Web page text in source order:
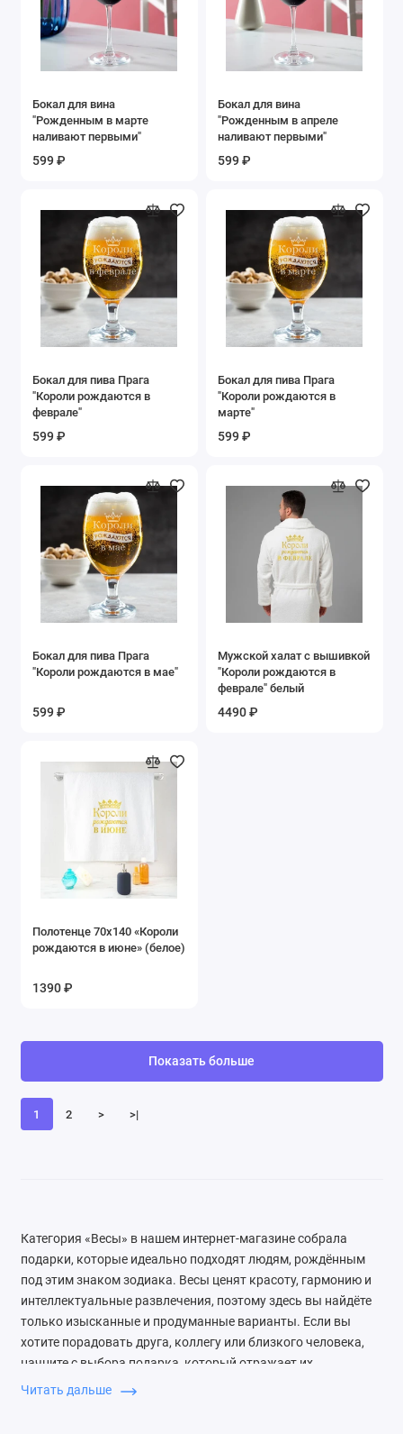
Бокал для вина
"Рожденным в марте
наливают первыми"
599 ₽
Бокал для вина
"Рожденным в апреле
наливают первыми"
599 ₽
Бокал для пива Прага
"Короли рождаются в
феврале"
599 ₽
Бокал для пива Прага
"Короли рождаются в
марте"
599 ₽
Бокал для пива Прага
"Короли рождаются в мае"
599 ₽
Мужской халат с вышивкой
"Короли рождаются в
феврале" белый
4490 ₽
Полотенце 70х140 «Короли
рождаются в июне» (белое)
1390 ₽
1 2 > >|
Показать больше
Категория «Весы» в нашем интернет-магазине собрала
подарки, которые идеально подходят людям, рождённым
под этим знаком зодиака. Весы ценят красоту, гармонию и
интеллектуальные развлечения, поэтому здесь вы найдёте
только изысканные и продуманные варианты. Если вы
хотите порадовать друга, коллегу или близкого человека,
начните с выбора подарка, который отражает их
утончённый вкус. При выборе подарка для Весов обращайте
Читать дальше